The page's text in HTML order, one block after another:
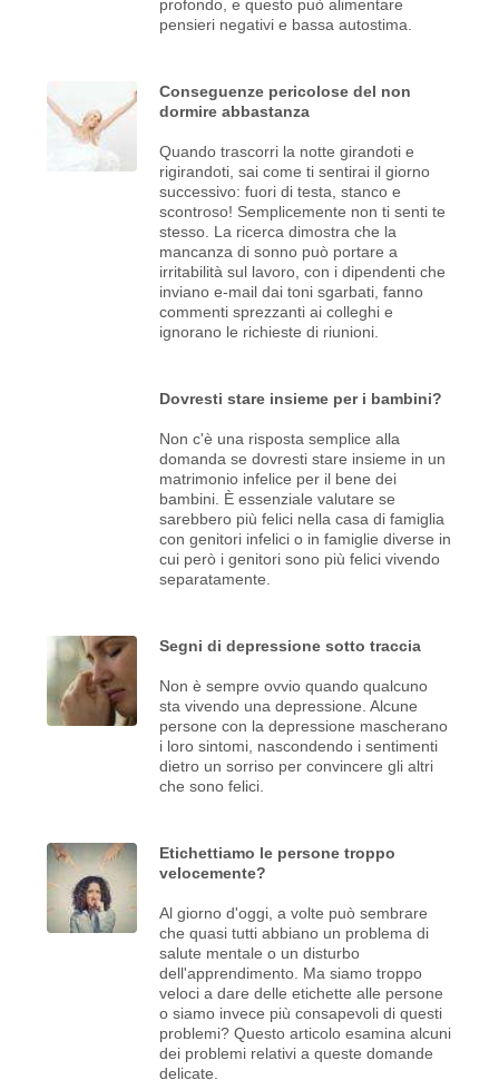
profondo, e questo può alimentare
pensieri negativi e bassa autostima.
Conseguenze pericolose del non
dormire abbastanza
Quando trascorri la notte girandoti e
rigirandoti, sai come ti sentirai il giorno
successivo: fuori di testa, stanco e
scontroso! Semplicemente non ti senti te
stesso. La ricerca dimostra che la
mancanza di sonno può portare a
irritabilità sul lavoro, con i dipendenti che
inviano e-mail dai toni sgarbati, fanno
commenti sprezzanti ai colleghi e
ignorano le richieste di riunioni.
Dovresti stare insieme per i bambini?
Non c'è una risposta semplice alla
domanda se dovresti stare insieme in un
matrimonio infelice per il bene dei
bambini. È essenziale valutare se
sarebbero più felici nella casa di famiglia
con genitori infelici o in famiglie diverse in
cui però i genitori sono più felici vivendo
separatamente.
Segni di depressione sotto traccia
Non è sempre ovvio quando qualcuno
sta vivendo una depressione. Alcune
persone con la depressione mascherano
i loro sintomi, nascondendo i sentimenti
dietro un sorriso per convincere gli altri
che sono felici.
Etichettiamo le persone troppo
velocemente?
Al giorno d'oggi, a volte può sembrare
che quasi tutti abbiano un problema di
salute mentale o un disturbo
dell'apprendimento. Ma siamo troppo
veloci a dare delle etichette alle persone
o siamo invece più consapevoli di questi
problemi? Questo articolo esamina alcuni
dei problemi relativi a queste domande
delicate.